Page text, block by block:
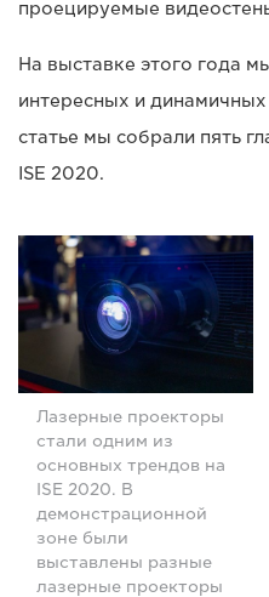
проецируемые
На выставке этого года
интересных и
статье мы собрали пять
ISE 2020.
Лазерные проекторы
стали одним из
основных трендов на
ISE 2020. В
демонстрационной
зоне были
выставлены разные
лазерные проекторы